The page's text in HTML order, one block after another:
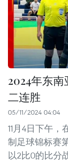
2024年东
二连胜
05/11/2024 04:04
11月4日下午
制足球锦标赛
以2比0的比分